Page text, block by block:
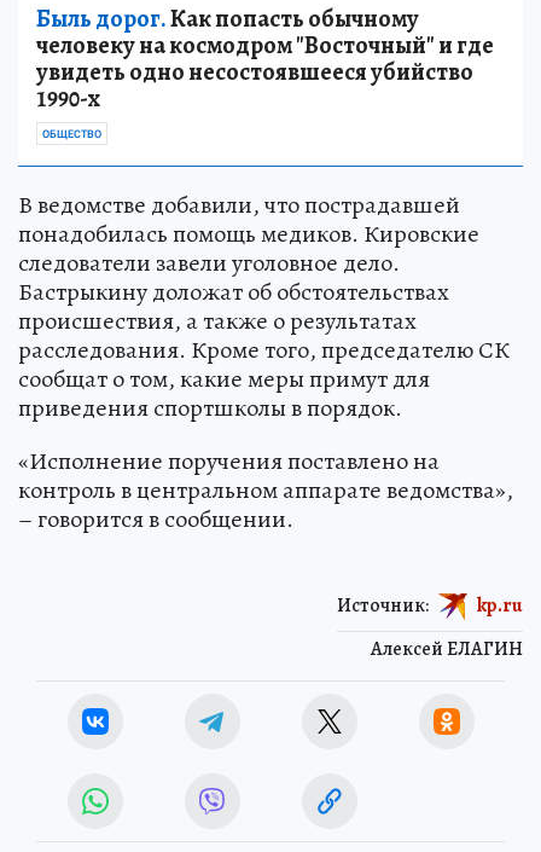
Быль дорог.Как попасть обычному
человеку на космодром "Восточный" и где
увидеть одно несостоявшееся убийство
1990-х
ОБЩЕСТВО
В ведомстве добавили, что пострадавшей
понадобилась помощь медиков. Кировские
следователи завели уголовное дело.
Бастрыкину доложат об обстоятельствах
происшествия, а также о результатах
расследования. Кроме того, председателю СК
сообщат о том, какие меры примут для
приведения спортшколы в порядок.
«Исполнение поручения поставлено на
контроль в центральном аппарате ведомства»,
– говорится в сообщении.
Алексей ЕЛАГИН
Источник: kp.ru